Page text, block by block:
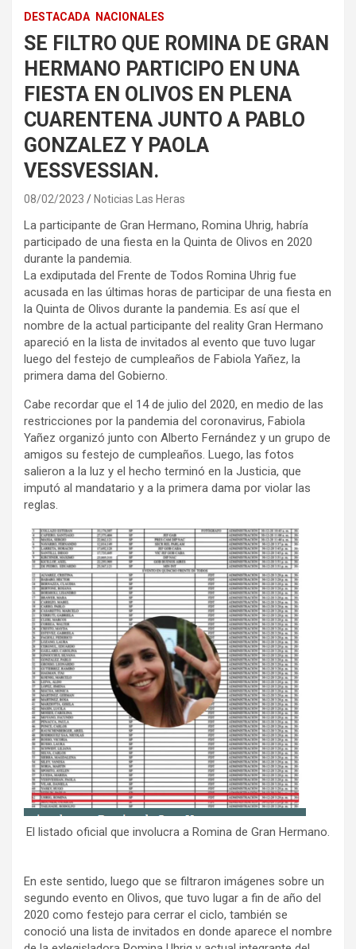
DESTACADA NACIONALES
SE FILTRO QUE ROMINA DE GRAN
HERMANO PARTICIPO EN UNA
FIESTA EN OLIVOS EN PLENA
CUARENTENA JUNTO A PABLO
GONZALEZ Y PAOLA
VESSVESSIAN.
08/02/2023 Noticias Las Heras
La participante de Gran Hermano, Romina Uhrig, habría
participado de una fiesta en la Quinta de Olivos en 2020
durante la pandemia.
La exdiputada del Frente de Todos Romina Uhrig fue
acusada en las últimas horas de participar de una fiesta en
la Quinta de Olivos durante la pandemia. Es así que el
nombre de la actual participante del reality Gran Hermano
apareció en la lista de invitados al evento que tuvo lugar
luego del festejo de cumpleaños de Fabiola Yañez, la
primera dama del Gobierno.
Cabe recordar que el 14 de julio del 2020, en medio de las
restricciones por la pandemia del coronavirus, Fabiola
Yañez organizó junto con Alberto Fernández y un grupo de
amigos su festejo de cumpleaños. Luego, las fotos
salieron a la luz y el hecho terminó en la Justicia, que
imputó al mandatario y a la primera dama por violar las
reglas.
El listado oficial que involucra a Romina de Gran Hermano.
En este sentido, luego que se filtraron imágenes sobre un
segundo evento en Olivos, que tuvo lugar a fin de año del
2020 como festejo para cerrar el ciclo, también se
conoció una lista de invitados en donde aparece el nombre